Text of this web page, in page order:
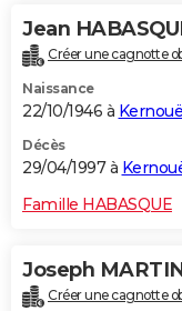
Jean
Créer une cagnotte
Naissance
22/10/1946 à
Décès
29/04/1997 à
Famille HABASQUE
Joseph
Créer une cagnotte